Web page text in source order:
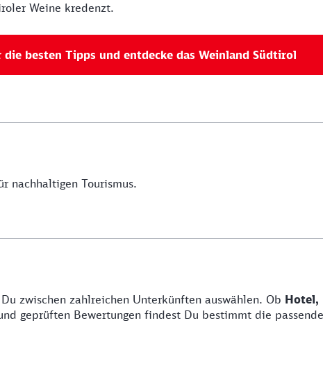
Weine kredenzt.
die besten Tipps und entdecke das Weinland Südtirol
nachhaltigen Tourismus.
zwischen zahlreichen Unterkünften auswählen. Ob Hotel,
geprüften Bewertungen findest Du bestimmt die